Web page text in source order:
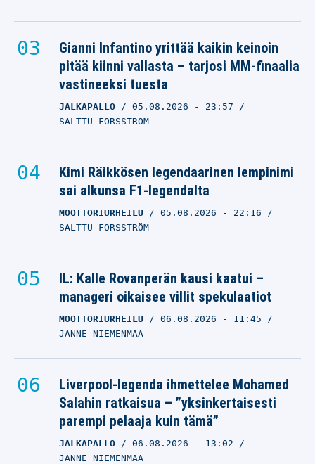
Gianni Infantino yrittää kaikin keinoin
pitää kiinni vallasta – tarjosi MM-finaalia
vastineeksi tuesta
JALKAPALLO 05.08.2026 - 23:57
SALTTU FORSSTRÖM
Kimi Räikkösen legendaarinen lempinimi
sai alkunsa F1-legendalta
MOOTTORIURHEILU 05.08.2026 - 22:16
SALTTU FORSSTRÖM
IL: Kalle Rovanperän kausi kaatui –
manageri oikaisee villit spekulaatiot
MOOTTORIURHEILU 06.08.2026 - 11:45
JANNE NIEMENMAA
Liverpool-legenda ihmettelee Mohamed
Salahin ratkaisua – ”yksinkertaisesti
parempi pelaaja kuin tämä”
JALKAPALLO 06.08.2026 - 13:02
JANNE NIEMENMAA